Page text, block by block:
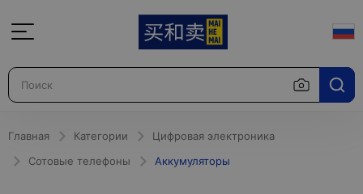
Главная Категории
Цифровая электроника
Сотовые телефоны
Аккумуляторы